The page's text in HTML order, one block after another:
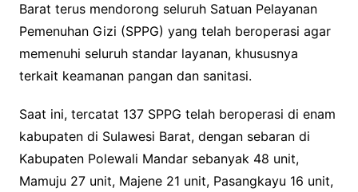
Barat terus mendorong seluruh Satuan Pelayanan
Pemenuhan Gizi (SPPG) yang telah beroperasi agar
memenuhi seluruh standar layanan, khususnya
terkait keamanan pangan dan sanitasi.
Saat ini, tercatat 137 SPPG telah beroperasi di enam
kabupaten di Sulawesi Barat, dengan sebaran di
Kabupaten Polewali Mandar sebanyak 48 unit,
Mamuju 27 unit, Majene 21 unit, Pasangkayu 16 unit,